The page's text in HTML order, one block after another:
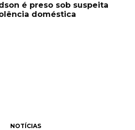
é preso sob suspeita
doméstica
NOTÍCIAS